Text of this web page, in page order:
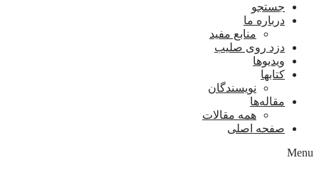
جستجو
درباره ما
منابع مفید
دزد روی صلیب
ویدیوها
کتابها
نویسندگان
مقاله‌ها
همه مقالات
صفحه اصلی
Menu